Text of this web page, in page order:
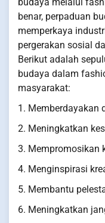
benar, perpaduan
memperkaya
pergerakan sosial
Berikut adalah
budaya dalam
masyarakat:
1. Memberdayakan
2. Meningkatkan
3. Mempromosikan
4. Menginspirasi
5. Membantu
6. Meningkatkan